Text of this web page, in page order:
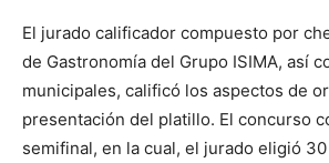
El jurado calificador compuesto por
de Gastronomía del Grupo ISIMA, así
municipales, calificó los aspectos de
presentación del platillo. El concurso
semifinal, en la cual, el jurado eligió